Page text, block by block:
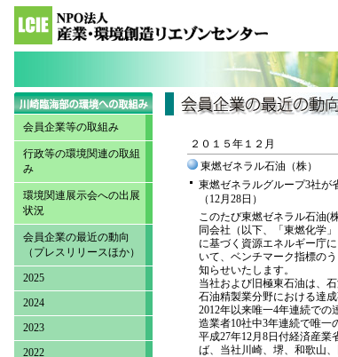
会員企業等の取組み
行政等の環境関連の取組
み
環境関連展示会への出展
状況
会員企業の最近の動向
（プレスリリースほか）
2025
2024
2023
2022
２０１５年１２月
東燃ゼネラル石油（株）
東燃ゼネラルグループ3社が
（12月28日）
このたび東燃ゼネラル石油(
同会社（以下、「東燃化学
に基づく資源エネルギー庁
いて、ベンチマーク指標の
知らせいたします。
当社および旧極東石油は、
石油精製業分野における達
2012年以来唯一4年連続で
造業者10社中3年連続で唯一
平成27年12月8日付経済産
ば、当社川崎、堺、和歌山